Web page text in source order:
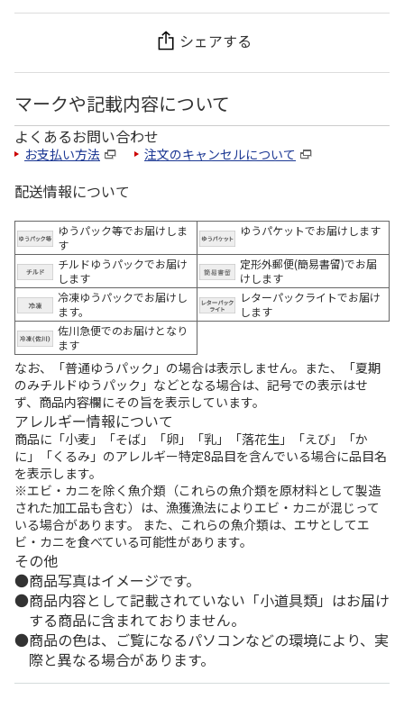
シェアする
マークや記載内容について
よくあるお問い合わせ
お支払い方法 注文のキャンセルについて
配送情報について
ゆうパック等でお届けしま
す
ゆうパケットでお届けします
チルドゆうパックでお届け
します
定形外郵便(簡易書留)でお届
けします
冷凍ゆうパックでお届けし
ます。
レターパックライトでお届け
します
佐川急便でのお届けとなり
ます
なお、「普通ゆうパック」の場合は表示しません。また、「夏期
のみチルドゆうパック」などとなる場合は、記号での表示はせ
ず、商品内容欄にその旨を表示しています。
アレルギー情報について
商品に「小麦」「そば」「卵」「乳」「落花生」「えび」「か
に」「くるみ」のアレルギー特定8品目を含んでいる場合に品目名
を表示します。
※エビ・カニを除く魚介類（これらの魚介類を原材料として製造
された加工品も含む）は、漁獲漁法によりエビ・カニが混じって
いる場合があります。 また、これらの魚介類は、エサとしてエ
ビ・カニを食べている可能性があります。
その他
商品写真はイメージです。
商品内容として記載されていない「小道具類」はお届け
する商品に含まれておりません。
商品の色は、ご覧になるパソコンなどの環境により、実
際と異なる場合があります。